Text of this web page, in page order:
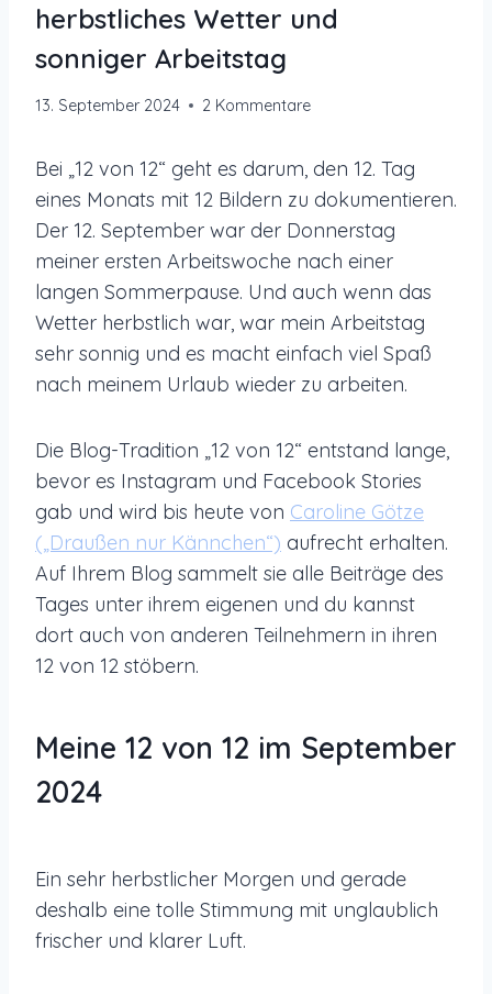
herbstliches Wetter und
sonniger Arbeitstag
13. September 2024 2 Kommentare
Bei „12 von 12“ geht es darum, den 12. Tag
eines Monats mit 12 Bildern zu dokumentieren.
Der 12. September war der Donnerstag
meiner ersten Arbeitswoche nach einer
langen Sommerpause. Und auch wenn das
Wetter herbstlich war, war mein Arbeitstag
sehr sonnig und es macht einfach viel Spaß
nach meinem Urlaub wieder zu arbeiten.
Die Blog-Tradition „12 von 12“ entstand lange,
bevor es Instagram und Facebook Stories
gab und wird bis heute von Caroline Götze
(„Draußen nur Kännchen“) aufrecht erhalten.
Auf Ihrem Blog sammelt sie alle Beiträge des
Tages unter ihrem eigenen und du kannst
dort auch von anderen Teilnehmern in ihren
12 von 12 stöbern.
Meine 12 von 12 im September
2024
Ein sehr herbstlicher Morgen und gerade
deshalb eine tolle Stimmung mit unglaublich
frischer und klarer Luft.